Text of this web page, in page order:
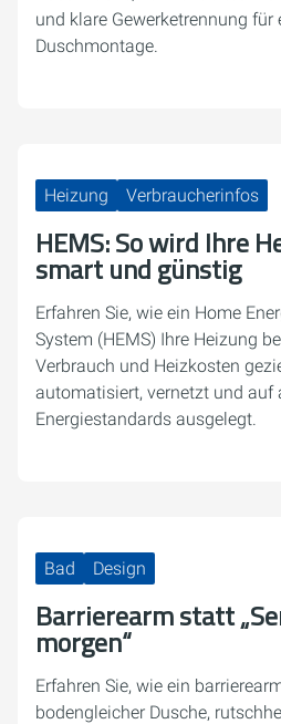
und klare Gewerketrennung für
Duschmontage.
Heizung Verbraucherinfos
HEMS: So wird Ihre
smart und günstig
Erfahren Sie, wie ein Home
System (HEMS) Ihre Heizung
Verbrauch und Heizkosten
automatisiert, vernetzt und auf
Energiestandards ausgelegt.
Bad Design
Barrierearm statt
morgen“
Erfahren Sie, wie ein
bodengleicher Dusche,